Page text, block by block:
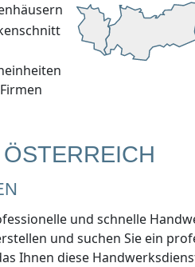
und schnelle
und suchen Sie ein
Ihnen diese